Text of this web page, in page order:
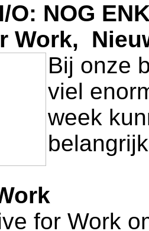
O: NOG
Work,
Bij onze
viel
week
for Work